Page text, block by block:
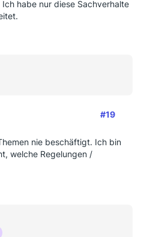
habe nur diese Sachverhalte
#19
nie beschäftigt. Ich bin
welche Regelungen /